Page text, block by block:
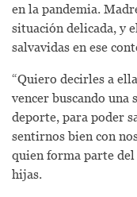
en la pandemia.
situación delicada, y
salvavidas en ese
“Quiero decirles a
vencer buscando una
deporte, para poder
sentirnos bien con
quien forma parte del
hijas.